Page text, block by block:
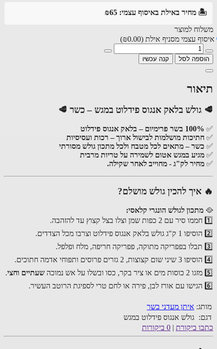
🏝️ מחיר באילת באיסוף עצמי: ₪65
משלוח למוצר
איסוף עצמי מסניף אילת (₪0.00)
הוספה לסל קנה עכשיו
תיאור
🥩 גולש בלאק אנגוס פידלוט במגש – כשר 🥩
✅ 100% בשר פרימיום – בלאק אנגוס פידלוט
✅ חתיכות מושלמות לבישול ארוך – רכות ועסיסיות
✅ כשר – מתאים לכל מטבח ולכל מתכון גולש מסורתי
✅ מגיע במגש אטום לשמירה על טריות מרבית
✅ מחיר לק"ג - מחוייב לאחר שקילה.
🔥 איך להכין גולש מושלם?
🥘 מתכון לגולש הונגרי קלאסי:
1️⃣ חממו סיר עם 2 כפות שמן וצלו בצל קצוץ עד להזהבה.
2️⃣ הוסיפו 1 ק"ג גולש בלאק אנגוס פידלוט וצרבו מכל הצדדים.
3️⃣ תבלו בפפריקה מתוקה, פפריקה חריפה, מלח ופלפל.
4️⃣ הוסיפו 3 שיני שום קצוצות, 2 גזרים פרוסים ותפוחי אדמה חתוכים.
5️⃣ מזגו 2 כוסות מים או ציר בקר, כסו ובשלו על אש נמוכה
שעתיים וחצי.
6️⃣ הגישו עם אורז לבן, פירה או לחם טרי לספיגת הרוטב העשיר.
מותג: איתן מעדני בשר
דגם: גולש אנגוס פידלוט במגש
כתבו ביקורת | 0 ביקורות